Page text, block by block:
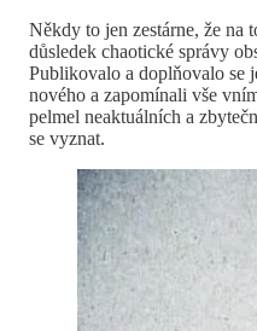
Někdy to jen zestárne, že na
důsledek chaotické správy
Publikovalo a doplňovalo se
nového a zapomínali vše
pelmel neaktuálních a
se vyznat.